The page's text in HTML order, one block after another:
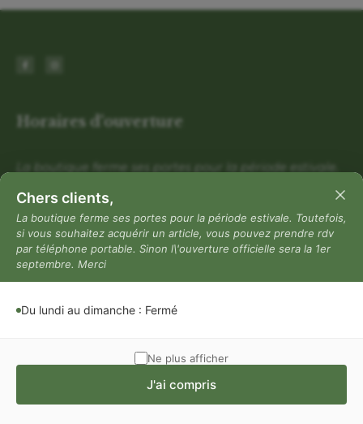
Horaires d'ouverture
La boutique ferme ses portes pour la période estivale.
pouvez prendre rdv par téléphone portable. Sinon
l\'ouverture officielle sera la 1er septembre. Merci
Du lundi au dimanche : Fermé
Mentions légales
Mentions légales
Conditions générales de vente
Chers clients,
La boutique ferme ses portes pour la période estivale. Toutefois,
si vous souhaitez acquérir un article, vous pouvez prendre rdv
par téléphone portable. Sinon l\'ouverture officielle sera la 1er
septembre. Merci
Du lundi au dimanche : Fermé
Ne plus afficher
J'ai compris